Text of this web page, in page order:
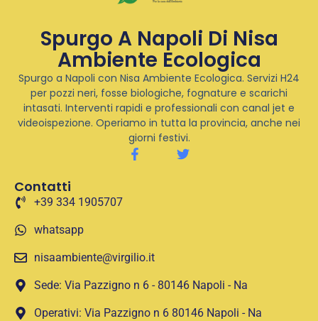
Spurgo A Napoli Di Nisa
Ambiente Ecologica
Spurgo a Napoli con Nisa Ambiente Ecologica. Servizi H24
per pozzi neri, fosse biologiche, fognature e scarichi
intasati. Interventi rapidi e professionali con canal jet e
videoispezione. Operiamo in tutta la provincia, anche nei
giorni festivi.
Contatti
+39 334 1905707
whatsapp
nisaambiente@virgilio.it
Sede: Via Pazzigno n 6 - 80146 Napoli - Na
Operativi: Via Pazzigno n 6 80146 Napoli - Na